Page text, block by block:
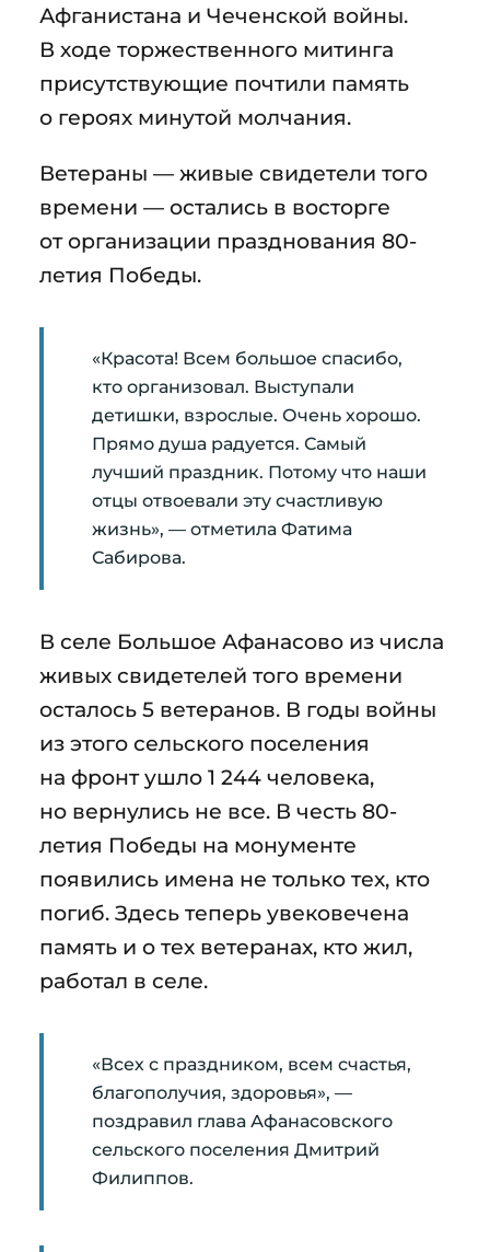
Афганистана и Чеченской войны.
В ходе торжественного митинга
присутствующие почтили память
о героях минутой молчания.
Ветераны — живые свидетели того
времени — остались в восторге
от организации празднования 80-
летия Победы.
«Красота! Всем большое спасибо,
кто организовал. Выступали
детишки, взрослые. Очень хорошо.
Прямо душа радуется. Самый
лучший праздник. Потому что наши
отцы отвоевали эту счастливую
жизнь», — отметила Фатима
Сабирова.
В селе Большое Афанасово из числа
живых свидетелей того времени
осталось 5 ветеранов. В годы войны
из этого сельского поселения
на фронт ушло 1 244 человека,
но вернулись не все. В честь 80-
летия Победы на монументе
появились имена не только тех, кто
погиб. Здесь теперь увековечена
память и о тех ветеранах, кто жил,
работал в селе.
«Всех с праздником, всем счастья,
благополучия, здоровья», —
поздравил глава Афанасовского
сельского поселения Дмитрий
Филиппов.